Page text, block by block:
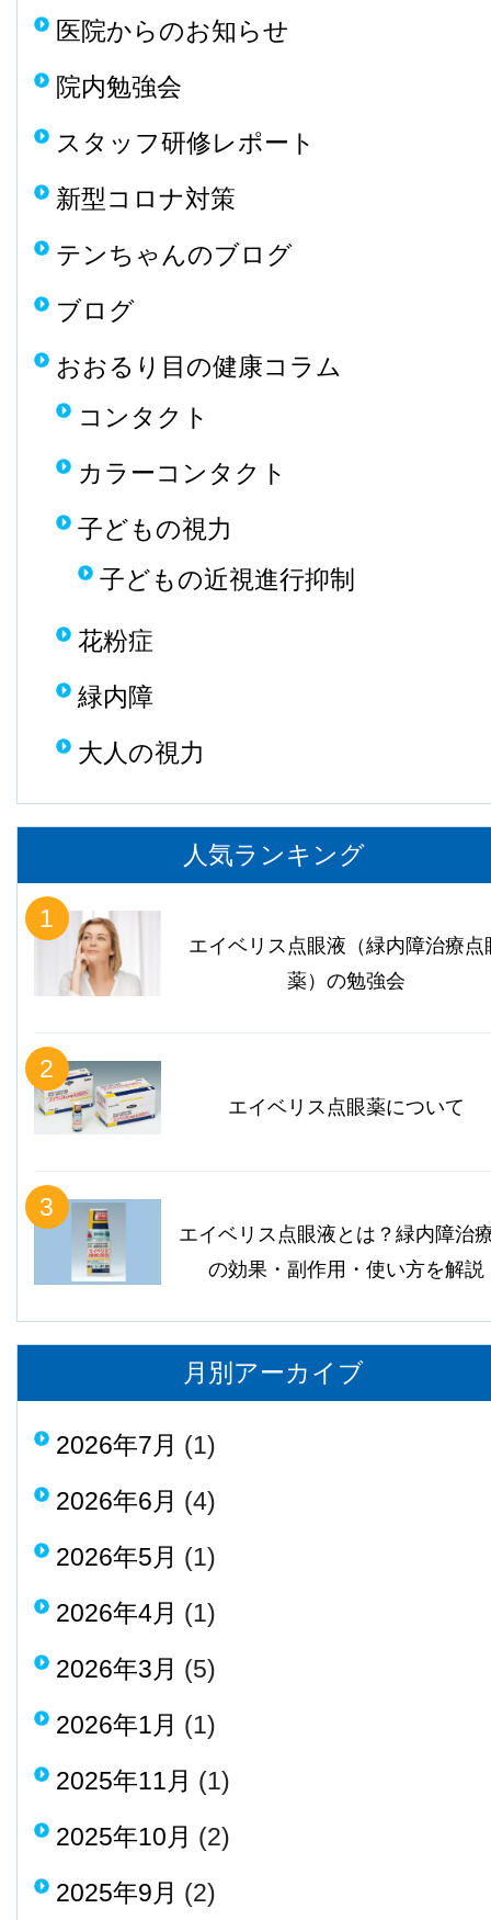
医院からのお知らせ
院内勉強会
スタッフ研修レポート
新型コロナ対策
テンちゃんのブログ
ブログ
おおるり目の健康コラム
コンタクト
カラーコンタクト
子どもの視力
子どもの近視進行抑制
花粉症
緑内障
大人の視力
人気ランキング
1
エイベリス点眼液（緑内障治療点
薬）の勉強会
2
エイベリス点眼薬について
3
エイベリス点眼液とは？緑内障治
の効果・副作用・使い方を解説
月別アーカイブ
2026年7月 (1)
2026年6月 (4)
2026年5月 (1)
2026年4月 (1)
2026年3月 (5)
2026年1月 (1)
2025年11月 (1)
2025年10月 (2)
2025年9月 (2)